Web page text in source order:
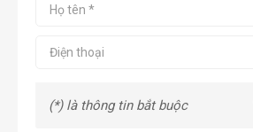
(*) là thông tin bắt buộc